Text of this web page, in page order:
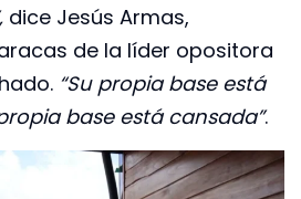
dice Jesús Armas,
de la líder opositora
“Su propia base está
base está cansada”.